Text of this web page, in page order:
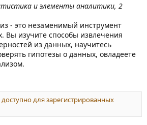
и элементы аналитики, 2
- это незаменимый инструмент
Вы изучите способы извлечения
из данных, научитесь
гипотезы о данных, овладеете
для зарегистрированных